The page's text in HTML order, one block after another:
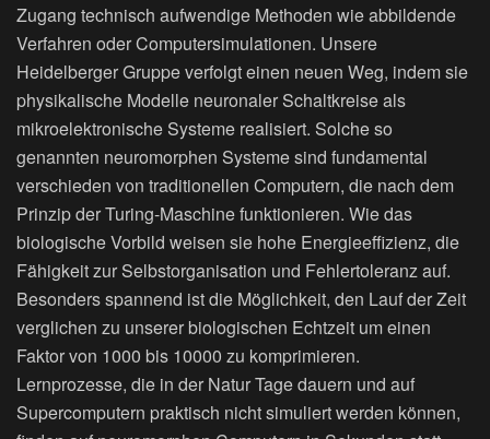
Zugang technisch aufwendige Methoden wie abbildende
Verfahren oder Computersimulationen. Unsere
Heidelberger Gruppe verfolgt einen neuen Weg, indem sie
physikalische Modelle neuronaler Schaltkreise als
mikroelektronische Systeme realisiert. Solche so
genannten neuromorphen Systeme sind fundamental
verschieden von traditionellen Computern, die nach dem
Prinzip der Turing-Maschine funktionieren. Wie das
biologische Vorbild weisen sie hohe Energieeffizienz, die
Fähigkeit zur Selbstorganisation und Fehlertoleranz auf.
Besonders spannend ist die Möglichkeit, den Lauf der Zeit
verglichen zu unserer biologischen Echtzeit um einen
Faktor von 1000 bis 10000 zu komprimieren.
Lernprozesse, die in der Natur Tage dauern und auf
Supercomputern praktisch nicht simuliert werden können,